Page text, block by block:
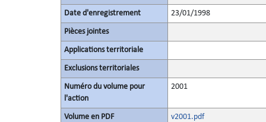
Date d'enregistrement 23/01/1998
Pièces jointes
Applications territoriale
Exclusions territoriales
Numéro du volume pour
l'action
2001
Volume en PDF v2001.pdf